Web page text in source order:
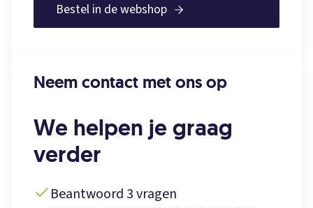
Bestel in de webshop
Neem contact met ons op
We helpen je graag
verder
Beantwoord 3 vragen